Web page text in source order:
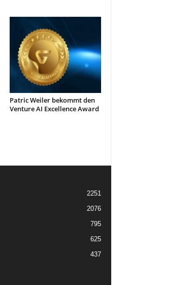
Patric Weiler bekommt den
Venture AI Excellence Award
2251
2076
795
625
437